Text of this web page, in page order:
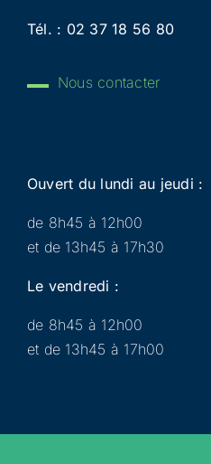
Tél. : 02 37 18 56 80
Nous contacter
Ouvert du lundi au jeudi :
de 8h45 à 12h00
et de 13h45 à 17h30
Le vendredi :
de 8h45 à 12h00
et de 13h45 à 17h00